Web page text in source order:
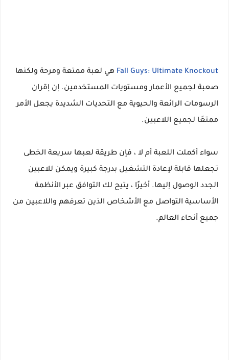
Fall Guys: Ultimate Knockout هي لعبة ممتعة ومرحة ولكنها
صعبة لجميع الأعمار ومستويات المستخدمين. إن إقران
الرسومات الرائعة والحيوية مع التحديات الشديدة يجعل الأمر
ممتعًا لجميع اللاعبين.
سواء أكملت اللعبة أم لا ، فإن طريقة لعبها سريعة الخطى
تجعلها قابلة لإعادة التشغيل بدرجة كبيرة ويمكن للاعبين
الجدد الوصول إليها. أخيرًا ، يتيح لك التوافق عبر الأنظمة
الأساسية التواصل مع الأشخاص الذين تعرفهم واللاعبين من
جميع أنحاء العالم.